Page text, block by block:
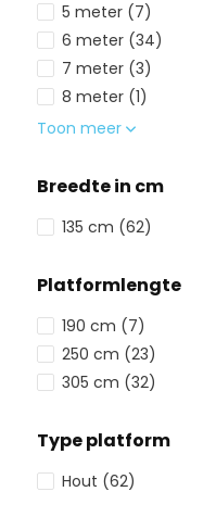
5 meter (7)
6 meter (34)
7 meter (3)
8 meter (1)
Toon meer
Breedte in cm
135 cm (62)
Platformlengte
190 cm (7)
250 cm (23)
305 cm (32)
Type platform
Hout (62)